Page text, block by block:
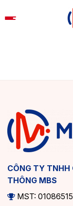
to
CÔNG TY TNHH
THÔNG MBS
MST: